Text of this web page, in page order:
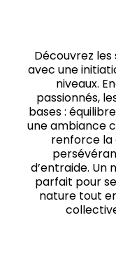
Découvrez les
avec une
niveaux.
passionnés,
bases :
une ambiance
renforce la
d’entraide.
parfait pour
nature tout